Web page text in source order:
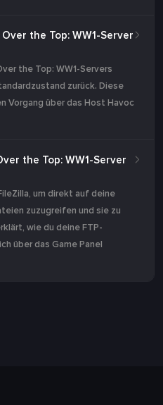
the Top: WW1-Server
the Top: WW1-Servers
zurück. Diese
Vorgang über das Host Havoc
the Top: WW1-Server
um direkt auf deine
zuzugreifen und sie zu
wie du deine FTP-
über das Game Panel